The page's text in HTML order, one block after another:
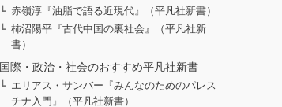
赤嶺淳『油脂で語る近現代』（平凡社新書）
柿沼陽平『古代中国の裏社会』（平凡社新
書）
国際・政治・社会のおすすめ平凡社新書
エリアス・サンバー『みんなのためのパレス
チナ入門』（平凡社新書）